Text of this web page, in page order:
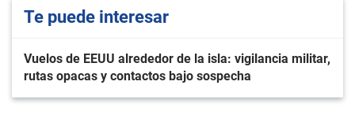
Te puede interesar
Vuelos de EEUU alrededor de la isla: vigilancia militar,
rutas opacas y contactos bajo sospecha